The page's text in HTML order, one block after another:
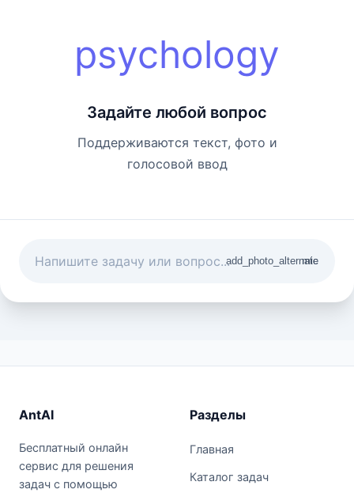
psychology
Задайте любой вопрос
Поддерживаются текст, фото и
голосовой ввод
add_photo_alternate
mic
AntAI
Бесплатный онлайн
сервис для решения
задач с помощью
Разделы
Главная
Каталог задач